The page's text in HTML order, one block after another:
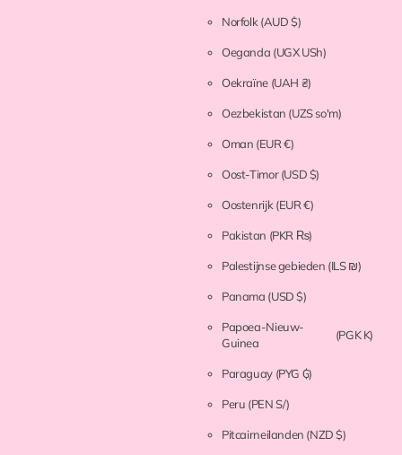
Norfolk (AUD $)
Oeganda (UGX USh)
Oekraïne (UAH ₴)
Oezbekistan (UZS so'm)
Oman (EUR €)
Oost-Timor(USD $)
Oostenrijk (EUR €)
Pakistan (PKR ₨)
Palestijnse gebieden (ILS ₪)
Panama (USD $)
Papoea-Nieuw-
Guinea
(PGK K)
Paraguay (PYG ₲)
Peru (PEN S/)
Pitcairneilanden (NZD $)